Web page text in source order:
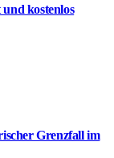
kostenlos
Grenzfall im